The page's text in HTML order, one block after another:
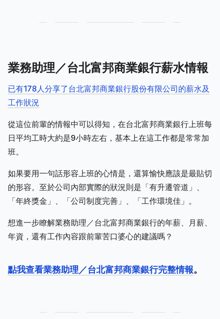
業務助理／台北富邦商業銀行薪水情報
已有178人分享了台北富邦商業銀行股份有限公司的薪水及
工作狀況
從這位前輩的情報中可以得知，在台北富邦商業銀行上班每
日平均工時大約是9小時左右，基本上在這工作都是常常加
班。
如果要用一句話形容上班的心情是，還算愉快應該是最貼切
的形容。至於公司內部實際的狀況則是「有升遷管道」、
「年終獎金」、「公司制度完善」、「工作環境佳」。
想進一步瞭解業務助理／台北富邦商業銀行的年薪、月薪、
年資，還有工作內容跟前輩苦口婆心的建議嗎？
點我查看業務助理／台北富邦商業銀行完整情報。